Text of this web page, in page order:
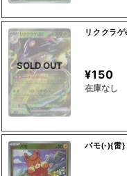
SOLD OUT
リククラ
¥150
在庫なし
パモ(‐){雷}